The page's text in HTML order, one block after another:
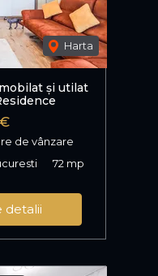
Harta
și utilat
de vânzare
72 mp
detalii